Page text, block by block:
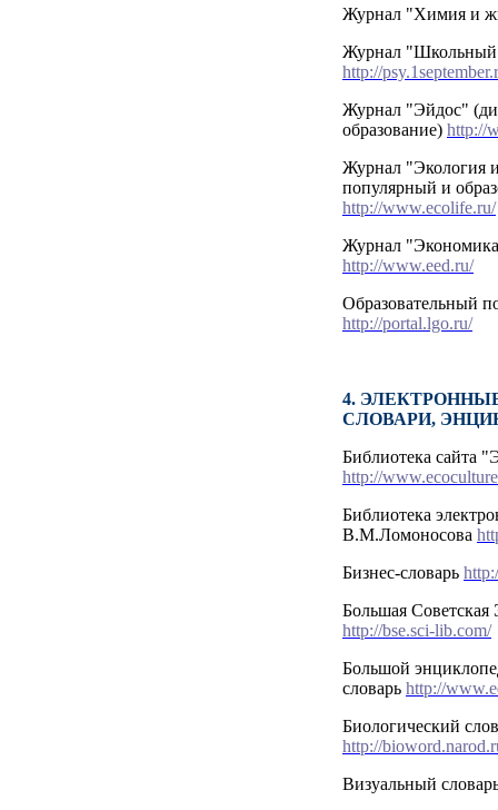
Журнал "Химия и
Журнал "Школьный
http://
Журнал "Эйдос"
образование) http://
Журнал "Экология
популярный и
http://www.ecolife.ru/
Журнал "Экономика
http://www.eed.ru/
Образовательный
http://portal.lgo.ru/
4.
СЛОВАРИ,
Библиотека сайта
http://
Библиотека
В.М.Ломоносова
Бизнес-словарь
Большая
http://bse.sci-lib.com/
Большой
словарь http://
Биологический
http://
Визуальный